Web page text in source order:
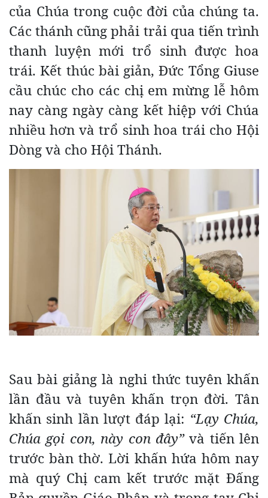
của Chúa trong cuộc đời của chúng ta.
Các thánh cũng phải trải qua tiến trình
thanh luyện mới trổ sinh được hoa
trái. Kết thúc bài giản, Đức Tổng Giuse
cầu chúc cho các chị em mừng lễ hôm
nay càng ngày càng kết hiệp với Chúa
nhiều hơn và trổ sinh hoa trái cho Hội
Dòng và cho Hội Thánh.
Sau bài giảng là nghi thức tuyên khấn
lần đầu và tuyên khấn trọn đời. Tân
khấn sinh lần lượt đáp lại: “Lạy Chúa,
Chúa gọi con, này con đây”và tiến lên
trước bàn thờ. Lời khấn hứa hôm nay
mà quý Chị cam kết trước mặt Đấng